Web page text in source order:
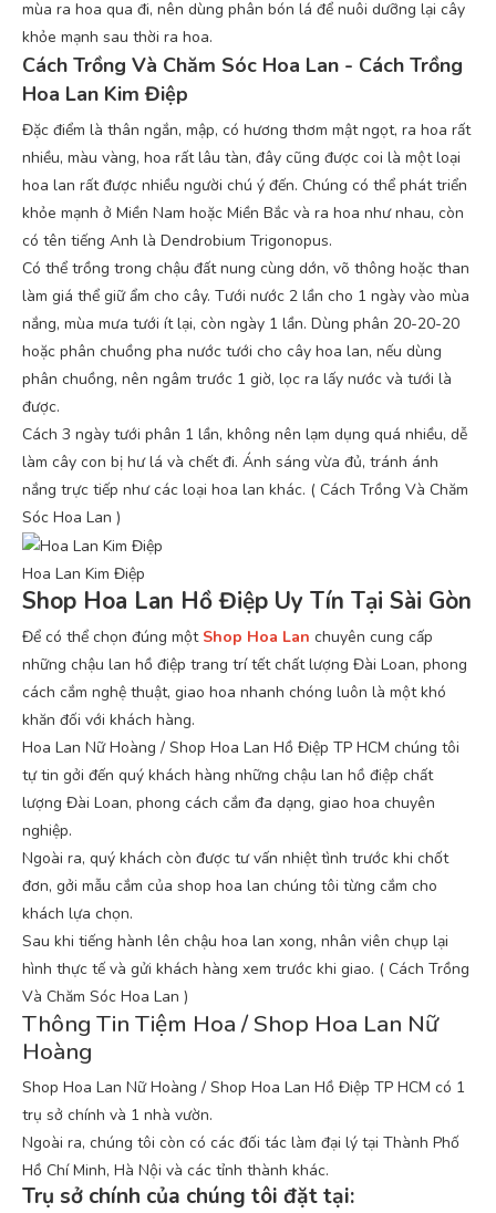
mùa ra hoa qua đi, nên dùng phân bón lá để nuôi dưỡng lại cây
khỏe mạnh sau thời ra hoa.
Cách Trồng Và Chăm Sóc Hoa Lan - Cách Trồng
Hoa Lan Kim Điệp
Đặc điểm là thân ngắn, mập, có hương thơm mật ngọt, ra hoa rất
nhiều, màu vàng, hoa rất lâu tàn, đây cũng được coi là một loại
hoa lan rất được nhiều người chú ý đến. Chúng có thể phát triển
khỏe mạnh ở Miền Nam hoặc Miền Bắc và ra hoa như nhau, còn
có tên tiếng Anh là Dendrobium Trigonopus.
Có thể trồng trong chậu đất nung cùng dớn, võ thông hoặc than
làm giá thể giữ ẩm cho cây. Tưới nước 2 lần cho 1 ngày vào mùa
nắng, mùa mưa tưới ít lại, còn ngày 1 lần. Dùng phân 20-20-20
hoặc phân chuồng pha nước tưới cho cây hoa lan, nếu dùng
phân chuồng, nên ngâm trước 1 giờ, lọc ra lấy nước và tưới là
được.
Cách 3 ngày tưới phân 1 lần, không nên lạm dụng quá nhiều, dễ
làm cây con bị hư lá và chết đi. Ánh sáng vừa đủ, tránh ánh
nắng trực tiếp như các loại hoa lan khác. ( Cách Trồng Và Chăm
Sóc Hoa Lan )
Hoa Lan Kim Điệp
Shop Hoa Lan Hồ Điệp Uy Tín Tại Sài Gòn
Để có thể chọn đúng một Shop Hoa Lan chuyên cung cấp
những chậu lan hồ điệp trang trí tết chất lượng Đài Loan, phong
cách cắm nghệ thuật, giao hoa nhanh chóng luôn là một khó
khăn đối với khách hàng.
Hoa Lan Nữ Hoàng / Shop Hoa Lan Hồ Điệp TP HCM chúng tôi
tự tin gởi đến quý khách hàng những chậu lan hồ điệp chất
lượng Đài Loan, phong cách cắm đa dạng, giao hoa chuyên
nghiệp.
Ngoài ra, quý khách còn được tư vấn nhiệt tình trước khi chốt
đơn, gởi mẫu cắm của shop hoa lan chúng tôi từng cắm cho
khách lựa chọn.
Sau khi tiếng hành lên chậu hoa lan xong, nhân viên chụp lại
hình thực tế và gửi khách hàng xem trước khi giao. ( Cách Trồng
Và Chăm Sóc Hoa Lan )
Thông Tin Tiệm Hoa / Shop Hoa Lan Nữ
Hoàng
Shop Hoa Lan Nữ Hoàng / Shop Hoa Lan Hồ Điệp TP HCM có 1
trụ sở chính và 1 nhà vườn.
Ngoài ra, chúng tôi còn có các đối tác làm đại lý tại Thành Phố
Hồ Chí Minh, Hà Nội và các tỉnh thành khác.
Trụ sở chính của chúng tôi đặt tại: